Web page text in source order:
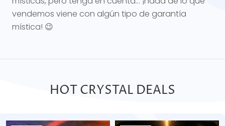
vendemos viene con algún tipo de garantía
mística! 😉
HOT CRYSTAL DEALS